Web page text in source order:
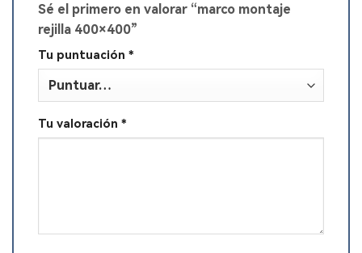
Sé el primero en valorar “marco montaje
rejilla 400×400”
Tu puntuación *
Tu valoración *